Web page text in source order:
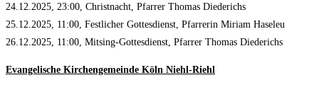
24.12.2025, 23:00, Christnacht, Pfarrer Thomas Diederichs
25.12.2025, 11:00, Festlicher Gottesdienst, Pfarrerin Miriam Haseleu
26.12.2025, 11:00, Mitsing-Gottesdienst, Pfarrer Thomas Diederichs
Evangelische Kirchengemeinde Köln Niehl-Riehl